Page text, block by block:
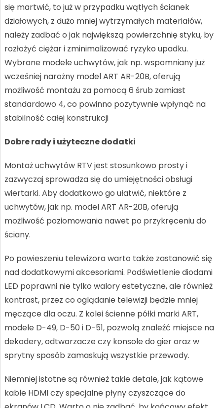
się martwić, to już w przypadku wątłych ścianek
działowych, z dużo mniej wytrzymałych materiałów,
należy zadbać o jak największą powierzchnię styku, by
rozłożyć ciężar i zminimalizować ryzyko upadku.
Wybrane modele uchwytów, jak np. wspomniany już
wcześniej narożny model ART AR-20B, oferują
możliwość montażu za pomocą 6 śrub zamiast
standardowo 4, co powinno pozytywnie wpłynąć na
stabilność całej konstrukcji
Dobre rady i użyteczne dodatki
Montaż uchwytów RTV jest stosunkowo prosty i
zazwyczaj sprowadza się do umiejętności obsługi
wiertarki. Aby dodatkowo go ułatwić, niektóre z
uchwytów, jak np. model ART AR-20B, oferują
możliwość poziomowania nawet po przykręceniu do
ściany.
Po powieszeniu telewizora warto także zastanowić się
nad dodatkowymi akcesoriami. Podświetlenie diodami
LED poprawni nie tylko walory estetyczne, ale również
kontrast, przez co oglądanie telewizji będzie mniej
męczące dla oczu. Z kolei ścienne półki marki ART,
modele D-49, D-50 i D-51, pozwolą znaleźć miejsce na
dekodery, odtwarzacze czy konsole do gier oraz w
sprytny sposób zamaskują wszystkie przewody.
Niemniej istotne są również takie detale, jak kątowe
kable HDMI czy specjalne płyny czyszczące do